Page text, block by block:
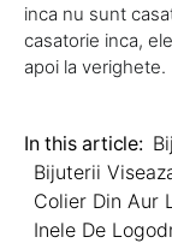
inca nu sunt
casatorie inca,
apoi la verighete.
In this article:
Bijuterii
Colier Din Aur
Inele De